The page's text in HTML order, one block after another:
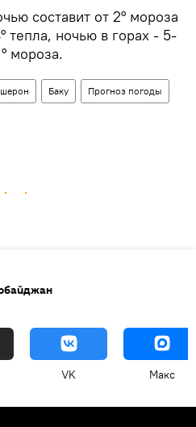
составит от 2° мороза
тепла, ночью в горах - 5-
мороза.
Баку Прогноз погоды
VK Макс